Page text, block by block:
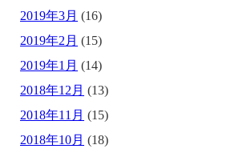
2019年3月 (16)
2019年2月 (15)
2019年1月 (14)
2018年12月 (13)
2018年11月 (15)
2018年10月 (18)